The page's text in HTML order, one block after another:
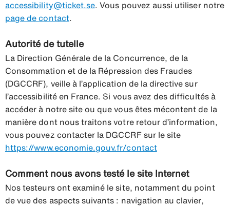
accessibility@ticket.se . Vous pouvez aussi utiliser notre
page de contact.
Autorité de tutelle
La Direction Générale de la Concurrence, de la
Consommation et de la Répression des Fraudes
(DGCCRF), veille à l’application de la directive sur
l’accessibilité en France. Si vous avez des difficultés à
accéder à notre site ou que vous êtes mécontent de la
manière dont nous traitons votre retour d’information,
vous pouvez contacter la DGCCRF sur le site
https://www.economie.gouv.fr/contact
Comment nous avons testé le site Internet
Nos testeurs ont examiné le site, notamment du point
de vue des aspects suivants : navigation au clavier,